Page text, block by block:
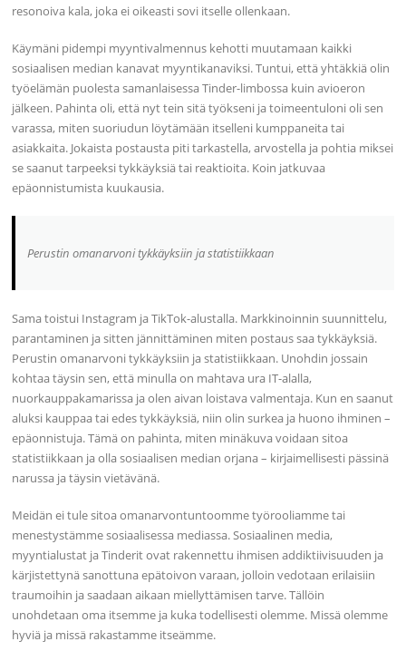
resonoiva kala, joka ei oikeasti sovi itselle ollenkaan.
Käymäni pidempi myyntivalmennus kehotti muutamaan kaikki
sosiaalisen median kanavat myyntikanaviksi. Tuntui, että yhtäkkiä olin
työelämän puolesta samanlaisessa Tinder-limbossa kuin avioeron
jälkeen. Pahinta oli, että nyt tein sitä työkseni ja toimeentuloni oli sen
varassa, miten suoriudun löytämään itselleni kumppaneita tai
asiakkaita. Jokaista postausta piti tarkastella, arvostella ja pohtia miksei
se saanut tarpeeksi tykkäyksiä tai reaktioita. Koin jatkuvaa
epäonnistumista kuukausia.
Perustin omanarvoni tykkäyksiin ja statistiikkaan
Sama toistui Instagram ja TikTok-alustalla. Markkinoinnin suunnittelu,
parantaminen ja sitten jännittäminen miten postaus saa tykkäyksiä.
Perustin omanarvoni tykkäyksiin ja statistiikkaan. Unohdin jossain
kohtaa täysin sen, että minulla on mahtava ura IT-alalla,
nuorkauppakamarissa ja olen aivan loistava valmentaja. Kun en saanut
aluksi kauppaa tai edes tykkäyksiä, niin olin surkea ja huono ihminen –
epäonnistuja. Tämä on pahinta, miten minäkuva voidaan sitoa
statistiikkaan ja olla sosiaalisen median orjana – kirjaimellisesti pässinä
narussa ja täysin vietävänä.
Meidän ei tule sitoa omanarvontuntoomme työrooliamme tai
menestystämme sosiaalisessa mediassa. Sosiaalinen media,
myyntialustat ja Tinderit ovat rakennettu ihmisen addiktiivisuuden ja
kärjistettynä sanottuna epätoivon varaan, jolloin vedotaan erilaisiin
traumoihin ja saadaan aikaan miellyttämisen tarve. Tällöin
unohdetaan oma itsemme ja kuka todellisesti olemme. Missä olemme
hyviä ja missä rakastamme itseämme.